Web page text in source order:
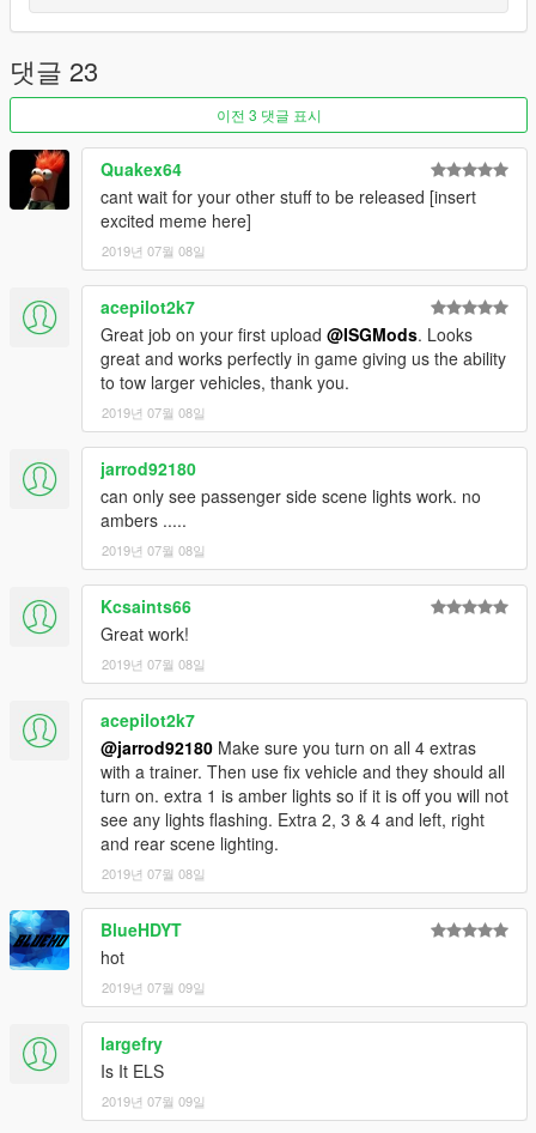
댓글 23
이전 3 댓글 표시
Quakex64
cant wait for your other stuff to be released [insert
excited meme here]
2019년 07월 08일
acepilot2k7
Great job on your first upload @ISGMods. Looks
great and works perfectly in game giving us the ability
to tow larger vehicles, thank you.
2019년 07월 08일
jarrod92180
can only see passenger side scene lights work. no
ambers .....
2019년 07월 08일
Kcsaints66
Great work!
2019년 07월 08일
acepilot2k7
@jarrod92180 Make sure you turn on all 4 extras
with a trainer. Then use fix vehicle and they should all
turn on. extra 1 is amber lights so if it is off you will not
see any lights flashing. Extra 2, 3 & 4 and left, right
and rear scene lighting.
2019년 07월 08일
BlueHDYT
hot
2019년 07월 09일
largefry
Is It ELS
2019년 07월 09일